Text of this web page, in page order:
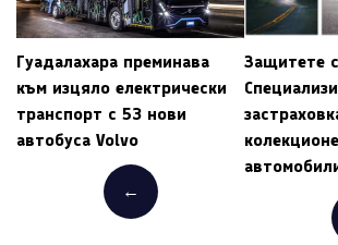
Гуадалахара преминава
към изцяло електрически
транспорт с 53 нови
автобуса Volvo
←
Защитете